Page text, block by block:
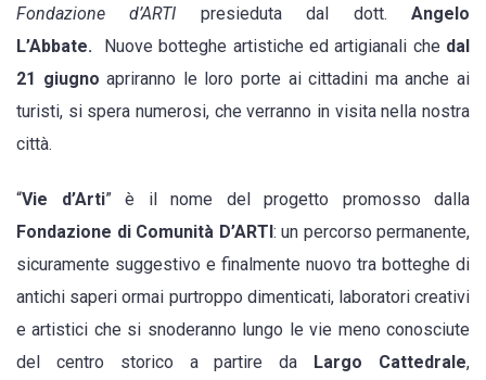
vogliamo
essere
l’alternativa
storico-
paesi
limitrofi”
Fondazione d’ARTI presieduta dal dott.Angelo
L’Abbate. Nuove botteghe artistiche ed artigianali che dal
21 giugno apriranno le loro porte ai cittadini ma anche ai
turisti, si spera numerosi, che verranno in visita nella nostra
città.
“Vie d’Arti” è il nome del progetto promosso dalla
Fondazione di Comunità D’ARTI: un percorso permanente,
sicuramente suggestivo e finalmente nuovo tra botteghe di
antichi saperi ormai purtroppo dimenticati, laboratori creativi
e artistici che si snoderanno lungo le vie meno conosciute
del centro storico a partire da Largo Cattedrale,